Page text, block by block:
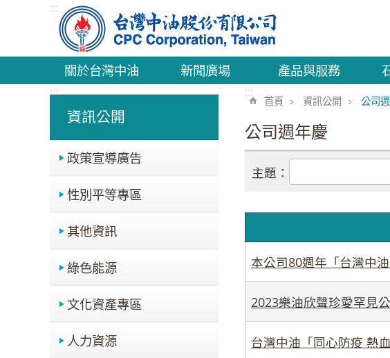
跳到主要內容區塊
:::
關於台灣中油 新聞廣場 產品與服務
:::
資訊公開
政策宣導廣告
性別平等專區
其他資訊
綠色能源
文化資產專區
人力資源
:::
首頁 資訊公開 公司
公司週年慶
主題：
本公司80週年「台灣中
2023樂油欣聲珍愛罕見
台灣中油「同心防疫 熱